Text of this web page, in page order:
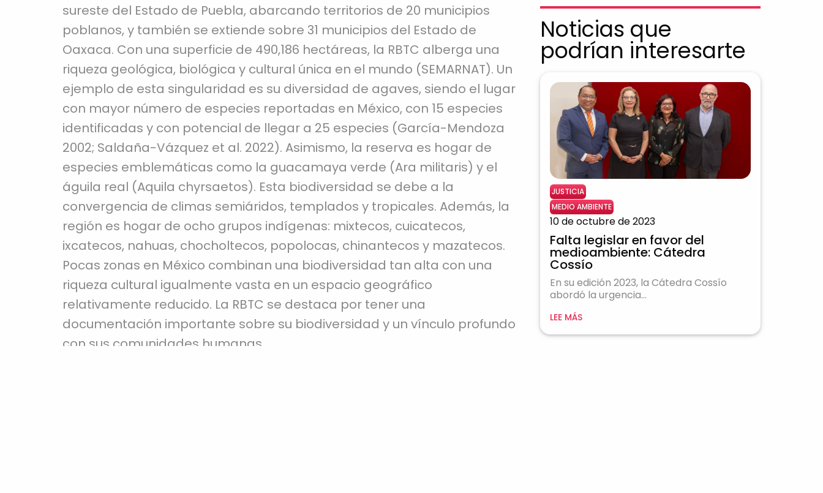
sureste del Estado de Puebla, abarcando territorios de 20 municipios
poblanos, y también se extiende sobre 31 municipios del Estado de
Oaxaca. Con una superficie de 490,186 hectáreas, la RBTC alberga una
riqueza geológica, biológica y cultural única en el mundo (SEMARNAT). Un
ejemplo de esta singularidad es su diversidad de agaves, siendo el lugar
con mayor número de especies reportadas en México, con 15 especies
identificadas y con potencial de llegar a 25 especies (García-Mendoza
2002; Saldaña-Vázquez et al. 2022). Asimismo, la reserva es hogar de
especies emblemáticas como la guacamaya verde (Ara militaris) y el
águila real (Aquila chyrsaetos). Esta biodiversidad se debe a la
convergencia de climas semiáridos, templados y tropicales. Además, la
región es hogar de ocho grupos indígenas: mixtecos, cuicatecos,
ixcatecos, nahuas, chocholtecos, popolocas, chinantecos y mazatecos.
Pocas zonas en México combinan una biodiversidad tan alta con una
riqueza cultural igualmente vasta en un espacio geográfico
relativamente reducido. La RBTC se destaca por tener una
documentación importante sobre su biodiversidad y un vínculo profundo
con sus comunidades humanas.
Noticias que
podrían interesarte
JUSTICIA
MEDIO AMBIENTE
10 de octubre de 2023
Falta legislar en favor del
medioambiente: Cátedra
Cossío
En su edición 2023, la Cátedra Cossío
abordó la urgencia...
LEE MÁS